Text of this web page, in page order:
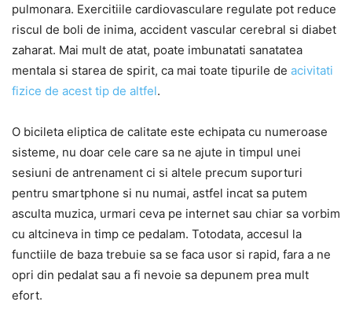
pulmonara. Exercitiile cardiovasculare regulate pot reduce
riscul de boli de inima, accident vascular cerebral si diabet
zaharat. Mai mult de atat, poate imbunatati sanatatea
mentala si starea de spirit, ca mai toate tipurile de acivitati
fizice de acest tip de altfel.
O bicileta eliptica de calitate este echipata cu numeroase
sisteme, nu doar cele care sa ne ajute in timpul unei
sesiuni de antrenament ci si altele precum suporturi
pentru smartphone si nu numai, astfel incat sa putem
asculta muzica, urmari ceva pe internet sau chiar sa vorbim
cu altcineva in timp ce pedalam. Totodata, accesul la
functiile de baza trebuie sa se faca usor si rapid, fara a ne
opri din pedalat sau a fi nevoie sa depunem prea mult
efort.